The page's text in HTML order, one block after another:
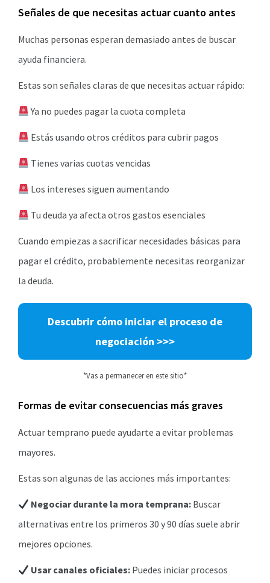
Señales de que necesitas actuar cuanto antes
Muchas personas esperan demasiado antes de buscar
ayuda financiera.
Estas son señales claras de que necesitas actuar rápido:
Ya no puedes pagar la cuota completa
Estás usando otros créditos para cubrir pagos
Tienes varias cuotas vencidas
Los intereses siguen aumentando
Tu deuda ya afecta otros gastos esenciales
Cuando empiezas a sacrificar necesidades básicas para
pagar el crédito, probablemente necesitas reorganizar
la deuda.
Descubrir cómo iniciar el proceso de
negociación >>>
*Vas a permanecer en este sitio*
Formas de evitar consecuencias más graves
Actuar temprano puede ayudarte a evitar problemas
mayores.
Estas son algunas de las acciones más importantes:
Negociar durante la mora temprana: Buscar
alternativas entre los primeros 30 y 90 días suele abrir
mejores opciones.
Usar canales oficiales: Puedes iniciar procesos